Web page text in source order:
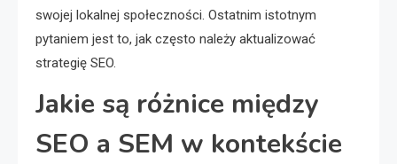
swojej lokalnej społeczności. Ostatnim istotnym
pytaniem jest to, jak często należy aktualizować
strategię SEO.
Jakie są różnice między
SEO a SEM w kontekście